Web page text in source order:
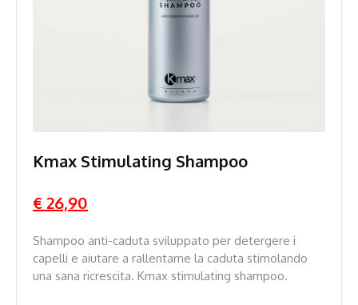
Kmax Stimulating Shampoo
€ 26,90
Shampoo anti-caduta sviluppato per detergere i
capelli e aiutare a rallentarne la caduta stimolando
una sana ricrescita. Kmax stimulating shampoo.